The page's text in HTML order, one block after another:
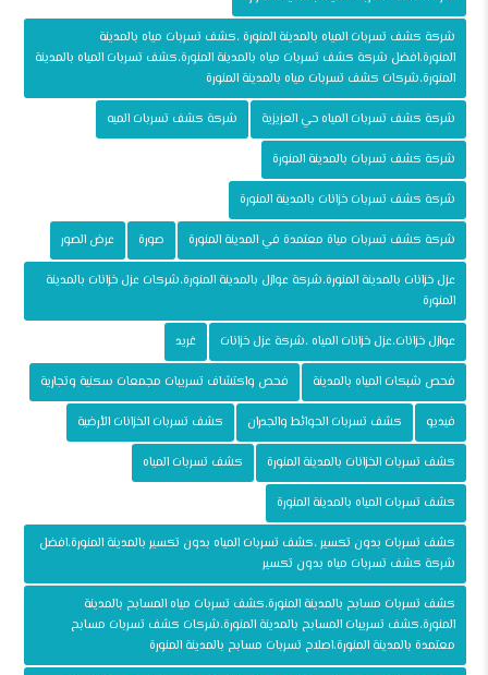
شركة كشف تسربات المياه بالمدينة المنورة ،كشف تسربات مياه بالمدينة
المنورة،افضل شركة كشف تسربات مياه بالمدينة المنورة،كشف تسربات المياه بالمدينة
المنورة،شركات كشف تسربات مياه بالمدينة المنورة
شركة كشف تسربات المياه حي العزيزية شركة كشف تسربات الميه
شركة كشف تسربات بالمدينة المنورة
شركة كشف تسربات خزانات بالمدينة المنورة
شركة كشف تسربات مياة معتمدة في المدينة المنورة صورة عرض الصور
عزل خزانات بالمدينة المنورة،شركة عوازل بالمدينة المنورة،شركات عزل خزانات بالمدينة
المنورة
عوازل خزانات،عزل خزانات المياه ،شركة عزل خزانات غريد
فحص شبكات المياه بالمدينة فحص واكتشاف تسريبات مجمعات سكنية وتجارية
فيديو كشف تسربات الحوائط والجدران كشف تسربات الخزانات الأرضية
كشف تسربات الخزانات بالمدينة المنورة كشف تسربات المياه
كشف تسربات المياه بالمدينة المنورة
كشف تسربات بدون تكسير ،كشف تسربات المياه بدون تكسير بالمدينة المنورة،افضل
شركة كشف تسربات مياه بدون تكسير
كشف تسربات مسابح بالمدينة المنورة،كشف تسربات مياه المسابح بالمدينة
المنورة،كشف تسريبات المسابح بالمدينة المنورة،شركات كشف تسربات مسابح
معتمدة بالمدينة المنورة،اصلاح تسربات مسابح بالمدينة المنورة